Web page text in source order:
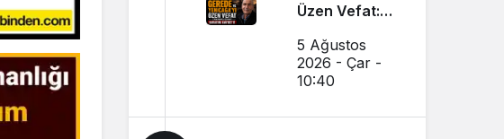
Üzen Vefat:
Esnaf
Hayatını
5 Ağustos
2026 - Çar -
10:40